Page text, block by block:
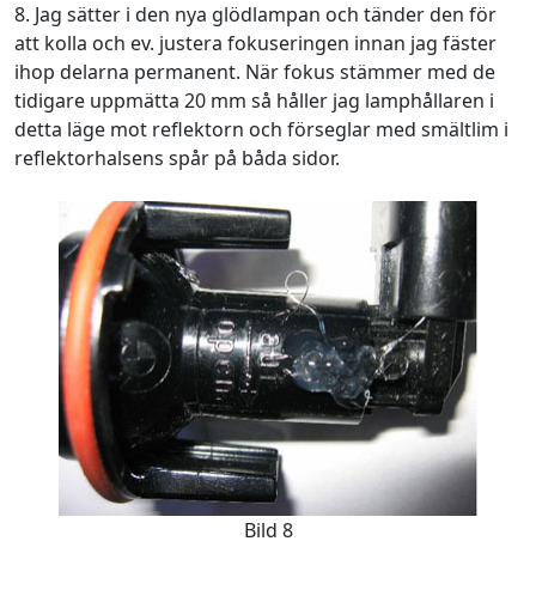
8. Jag sätter i den nya glödlampan och tänder den för
att kolla och ev. justera fokuseringen innan jag fäster
ihop delarna permanent. När fokus stämmer med de
tidigare uppmätta 20 mm så håller jag lamphållaren i
detta läge mot reflektorn och förseglar med smältlim i
reflektorhalsens spår på båda sidor.
Bild 8